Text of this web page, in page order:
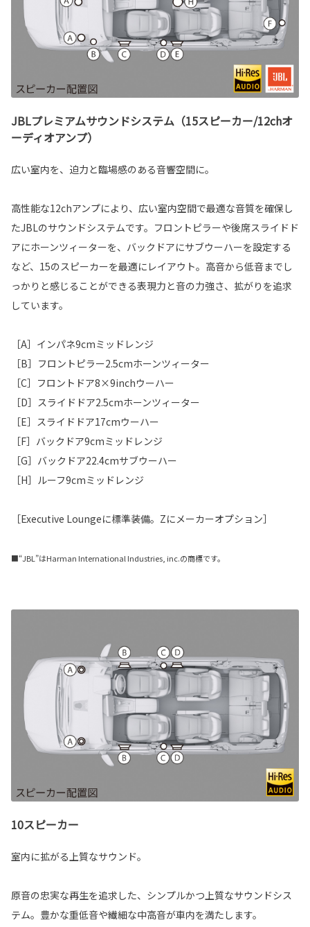
JBLプレミアムサウンドシステム（15スピーカー/12chオ
ーディオアンプ）
広い室内を、迫力と臨場感のある音響空間に。
高性能な12chアンプにより、広い室内空間で最適な音質を確保し
たJBLのサウンドシステムです。フロントピラーや後席スライドド
アにホーンツィーターを、バックドアにサブウーハーを設定する
など、15のスピーカーを最適にレイアウト。高音から低音までし
っかりと感じることができる表現力と音の力強さ、拡がりを追求
しています。
［A］インパネ9cmミッドレンジ
［B］フロントピラー2.5cmホーンツィーター
［C］フロントドア8×9inchウーハー
［D］スライドドア2.5cmホーンツィーター
［E］スライドドア17cmウーハー
［F］バックドア9cmミッドレンジ
［G］バックドア22.4cmサブウーハー
［H］ルーフ9cmミッドレンジ
［Executive Loungeに標準装備。Zにメーカーオプション］
■“JBL”はHarman International Industries, inc.の商標です。
10スピーカー
室内に拡がる上質なサウンド。
原音の忠実な再生を追求した、シンプルかつ上質なサウンドシス
テム。豊かな重低音や繊細な中高音が車内を満たします。